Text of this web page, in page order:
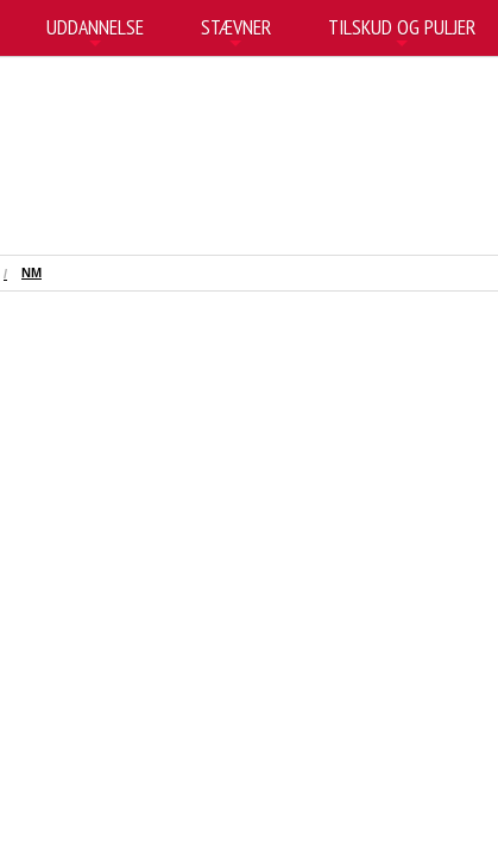
UDDANNELSE STÆVNER TILSKUD OG PULJER
NM